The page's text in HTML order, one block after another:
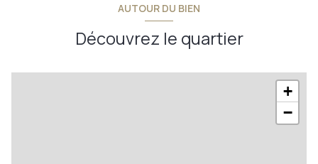
AUTOUR DU BIEN
Découvrez le quartier
+
−